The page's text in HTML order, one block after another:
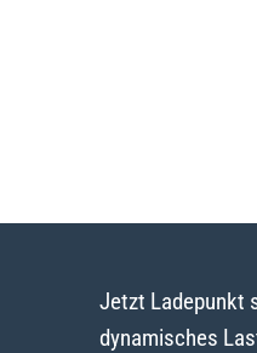
Jetzt Ladepunkt
dynamisches